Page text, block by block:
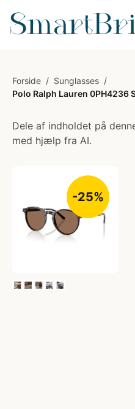
Forside / Sunglasses /
Polo Ralph Lauren 0PH4236
Dele af indholdet på
med hjælp fra AI.
-25%